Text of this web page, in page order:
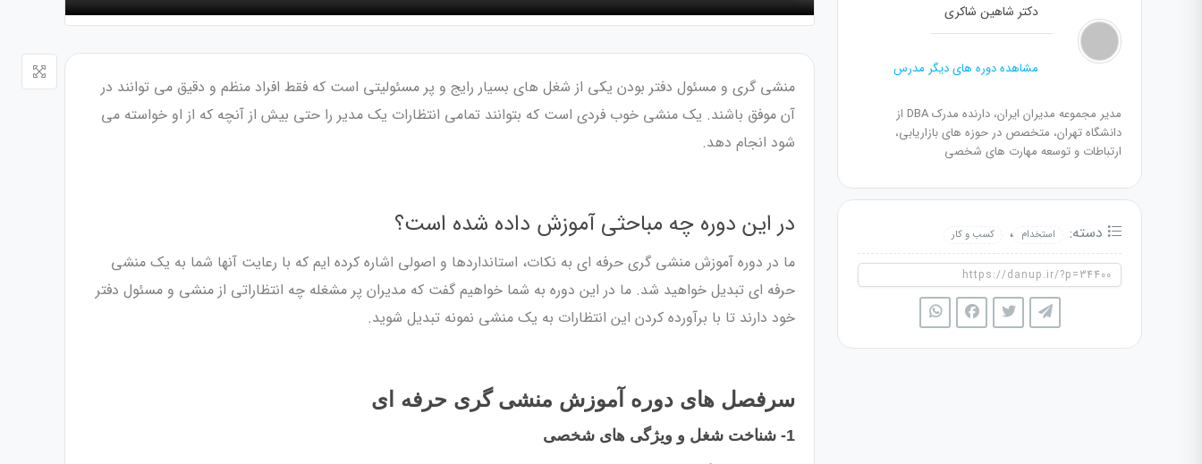
منشی گری و مسئول دفتر بودن یکی از شغل های بسیار رایج و پر مسئولیتی است که فقط افراد منظم و دقیق می توانند در
آن موفق باشند. یک منشی خوب فردی است که بتوانند تمامی انتظارات یک مدیر را حتی بیش از آنچه که از او خواسته می
شود انجام دهد.
در این دوره چه مباحثی آموزش داده شده است؟
ما در دوره آموزش منشی گری حرفه ای به نکات، استانداردها و اصولی اشاره کرده ایم که با رعایت آنها شما به یک منشی
حرفه ای تبدیل خواهید شد. ما در این دوره به شما خواهیم گفت که مدیران پر مشغله چه انتظاراتی از منشی و مسئول دفتر
خود دارند تا با برآورده کردن این انتظارات به یک منشی نمونه تبدیل شوید.
سرفصل های دوره آموزش منشی گری حرفه ای
1- شناخت شغل و ویژگی های شخصی
دکتر شاهین شاکری
مشاهده دوره های دیگر مدرس
مدیر مجموعه مدیران ایران، دارنده مدرک DBA از
دانشگاه تهران، متخصص در حوزه های بازاریابی،
ارتباطات و توسعه مهارت های شخصی
دسته: استخدام ، کسب و کار